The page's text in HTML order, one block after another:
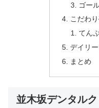
ゴー
こだわ
てん
デイリ
まとめ
並木坂デンタル